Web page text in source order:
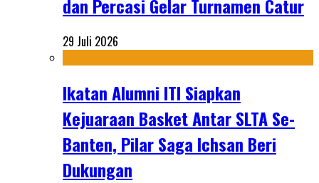
dan Percasi Gelar Turnamen Catur
29 Juli 2026
Ikatan Alumni ITI Siapkan
Kejuaraan Basket Antar SLTA Se-
Banten, Pilar Saga Ichsan Beri
Dukungan